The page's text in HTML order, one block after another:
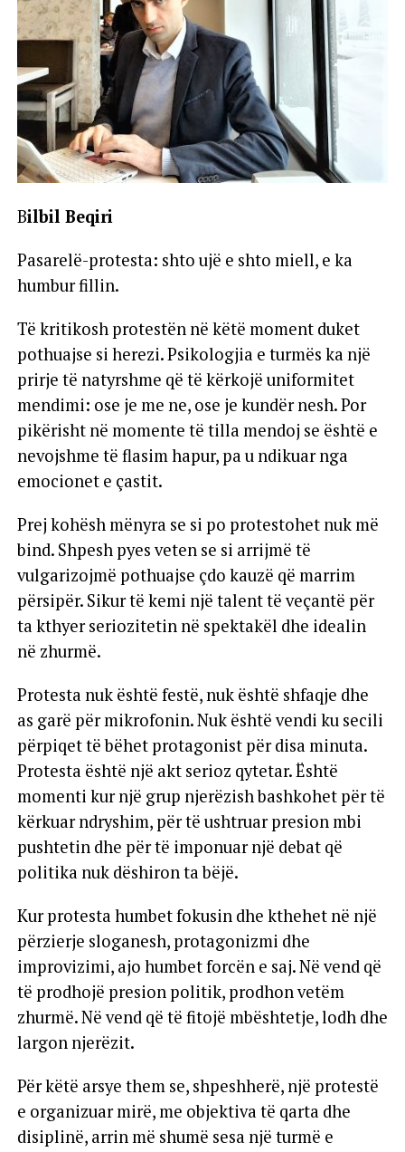
Bilbil Beqiri
Pasarelë-protesta: shto ujë e shto miell, e ka
humbur fillin.
Të kritikosh protestën në këtë moment duket
pothuajse si herezi. Psikologjia e turmës ka një
prirje të natyrshme që të kërkojë uniformitet
mendimi: ose je me ne, ose je kundër nesh. Por
pikërisht në momente të tilla mendoj se është e
nevojshme të flasim hapur, pa u ndikuar nga
emocionet e çastit.
Prej kohësh mënyra se si po protestohet nuk më
bind. Shpesh pyes veten se si arrijmë të
vulgarizojmë pothuajse çdo kauzë që marrim
përsipër. Sikur të kemi një talent të veçantë për
ta kthyer seriozitetin në spektakël dhe idealin
në zhurmë.
Protesta nuk është festë, nuk është shfaqje dhe
as garë për mikrofonin. Nuk është vendi ku secili
përpiqet të bëhet protagonist për disa minuta.
Protesta është një akt serioz qytetar. Është
momenti kur një grup njerëzish bashkohet për të
kërkuar ndryshim, për të ushtruar presion mbi
pushtetin dhe për të imponuar një debat që
politika nuk dëshiron ta bëjë.
Kur protesta humbet fokusin dhe kthehet në një
përzierje sloganesh, protagonizmi dhe
improvizimi, ajo humbet forcën e saj. Në vend që
të prodhojë presion politik, prodhon vetëm
zhurmë. Në vend që të fitojë mbështetje, lodh dhe
largon njerëzit.
Për këtë arsye them se, shpeshherë, një protestë
e organizuar mirë, me objektiva të qarta dhe
disiplinë, arrin më shumë sesa një turmë e